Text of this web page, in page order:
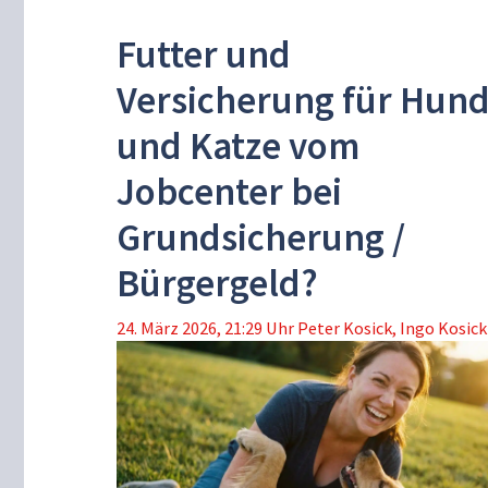
Futter und
Versicherung für
und Katze vom
Jobcenter bei
Grundsicherung /
Bürgergeld?
24. März 2026, 21:29 Uhr Peter Kosick, Ingo Kosick